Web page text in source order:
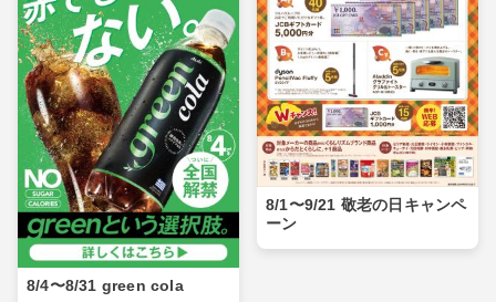
8/4〜8/31 green cola
8/1〜9/21 敬老の日キャンペ
ーン